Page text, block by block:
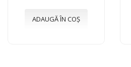
ADAUGĂ ÎN COȘ